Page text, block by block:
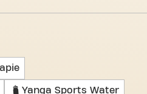
Yanga Sports Water